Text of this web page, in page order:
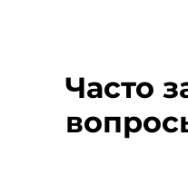
Часто